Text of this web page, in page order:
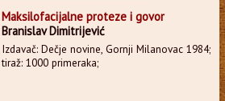
Maksilofacijalne proteze i govor
Branislav Dimitrijević
Izdavač: Dečje novine, Gornji Milanovac 1984;
tiraž: 1000 primeraka;